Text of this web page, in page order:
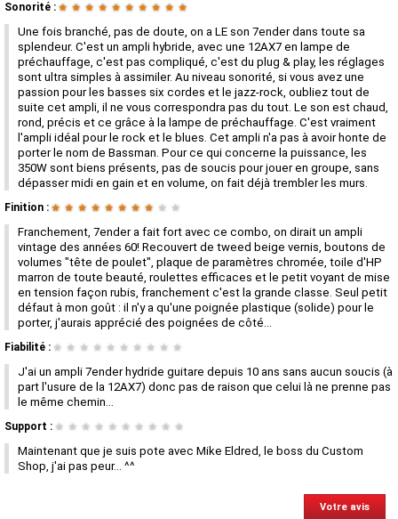
Sonorité : ★ ★ ★ ★ ★ ★ ★ ★ ★ ★
Une fois branché, pas de doute, on a LE son 7ender dans toute sa
splendeur. C'est un ampli hybride, avec une 12AX7 en lampe de
préchauffage, c'est pas compliqué, c'est du plug & play, les réglages
sont ultra simples à assimiler. Au niveau sonorité, si vous avez une
passion pour les basses six cordes et le jazz-rock, oubliez tout de
suite cet ampli, il ne vous correspondra pas du tout. Le son est chaud,
rond, précis et ce grâce à la lampe de préchauffage. C'est vraiment
l'ampli idéal pour le rock et le blues. Cet ampli n'a pas à avoir honte de
porter le nom de Bassman. Pour ce qui concerne la puissance, les
350W sont biens présents, pas de soucis pour jouer en groupe, sans
dépasser midi en gain et en volume, on fait déjà trembler les murs.
Finition : ★ ★ ★ ★ ★ ★ ★ ★ ★ ★
Franchement, 7ender a fait fort avec ce combo, on dirait un ampli
vintage des années 60! Recouvert de tweed beige vernis, boutons de
volumes "tête de poulet", plaque de paramètres chromée, toile d'HP
marron de toute beauté, roulettes efficaces et le petit voyant de mise
en tension façon rubis, franchement c'est la grande classe. Seul petit
défaut à mon goût : il n'y a qu'une poignée plastique (solide) pour le
porter, j'aurais apprécié des poignées de côté...
Fiabilité : ★ ★ ★ ★ ★ ★ ★ ★ ★ ★
J'ai un ampli 7ender hydride guitare depuis 10 ans sans aucun soucis (à
part l'usure de la 12AX7) donc pas de raison que celui là ne prenne pas
le même chemin...
Support : ★ ★ ★ ★ ★ ★ ★ ★ ★ ★
Maintenant que je suis pote avec Mike Eldred, le boss du Custom
Shop, j'ai pas peur... ^^
Votre avis